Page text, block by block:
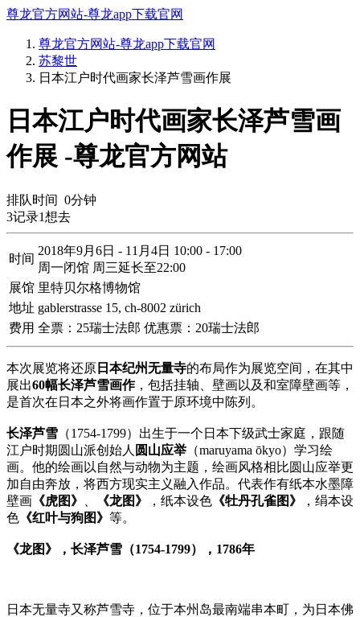
尊龙官方网站-尊龙app下载官网
尊龙官方网站-尊龙app下载官网
苏黎世
日本江户时代画家长泽芦雪画作展
日本江户时代画家长泽芦雪画
作展 -尊龙官方网站
排队时间 0分钟
3记录1想去
时间
2018年9月6日 - 11月4日 10:00 - 17:00
周一闭馆 周三延长至22:00
展馆 里特贝尔格博物馆
地址 gablerstrasse 15, ch-8002 zürich
费用 全票：25瑞士法郎 优惠票：20瑞士法郎
本次展览将还原 日本纪州无量寺的布局作为展览空间，在其中
展出60幅长泽芦雪画作，包括挂轴、壁画以及和室障壁画等，
是首次在日本之外将画作置于原环境中陈列。
长泽芦雪 （1754-1799）出生于一个日本下级武士家庭，跟随
江户时期圆山派创始人 圆山应举 （maruyama ōkyo）学习绘
画。他的绘画以自然与动物为主题，绘画风格相比圆山应举更
加自由奔放，将西方现实主义融入作品。代表作有纸本水墨障
壁画 《虎图》 《龙图》 ，纸本设色 《牡丹孔雀图》
，绢本设
色 《红叶与狗图》 等。
《龙图》，长泽芦雪（1754-1799），1786年
日本无量寺又称芦雪寺，位于本州岛最南端串本町，为日本佛